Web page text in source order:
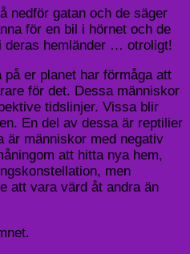
nedför gatan och de säger
för en bil i hörnet och de
deras hemländer … otroligt!
på er planet har förmåga att
för det. Dessa människor
tidslinjer. Vissa blir
En del av dessa är reptilier
är människor med negativ
att hitta nya hem,
men
att vara värd åt andra än